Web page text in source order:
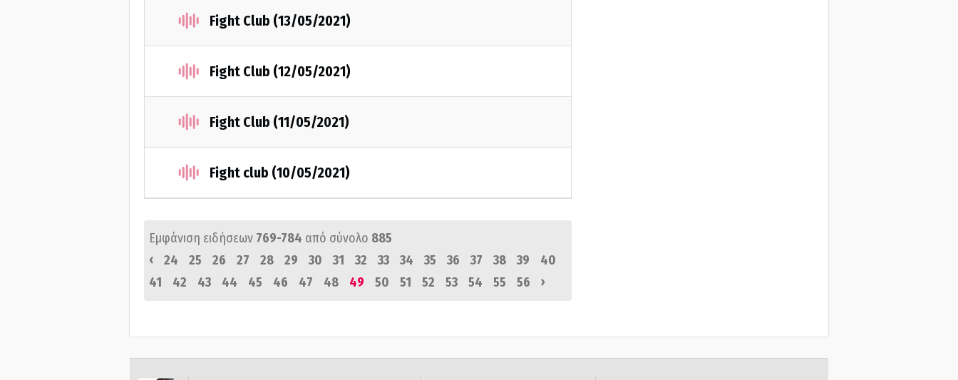
Fight Club (13/05/2021)
Fight Club (12/05/2021)
Fight Club (11/05/2021)
Fight club (10/05/2021)
Εμφάνιση ειδήσεων 769-784 από σύνολο 885
‹
24 25 26 27 28 29 30 31 32 33 34 35 36 37 38 39
40
41
42 43 44 45 46 47 48 49 50 51 52 53 54 55 56 ›